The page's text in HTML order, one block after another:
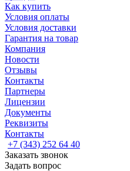
Как купить
Условия оплаты
Условия доставки
Гарантия на товар
Компания
Новости
Отзывы
Контакты
Партнеры
Лицензии
Документы
Реквизиты
Контакты
+7 (343) 252 64 40
Заказать звонок
Задать вопрос